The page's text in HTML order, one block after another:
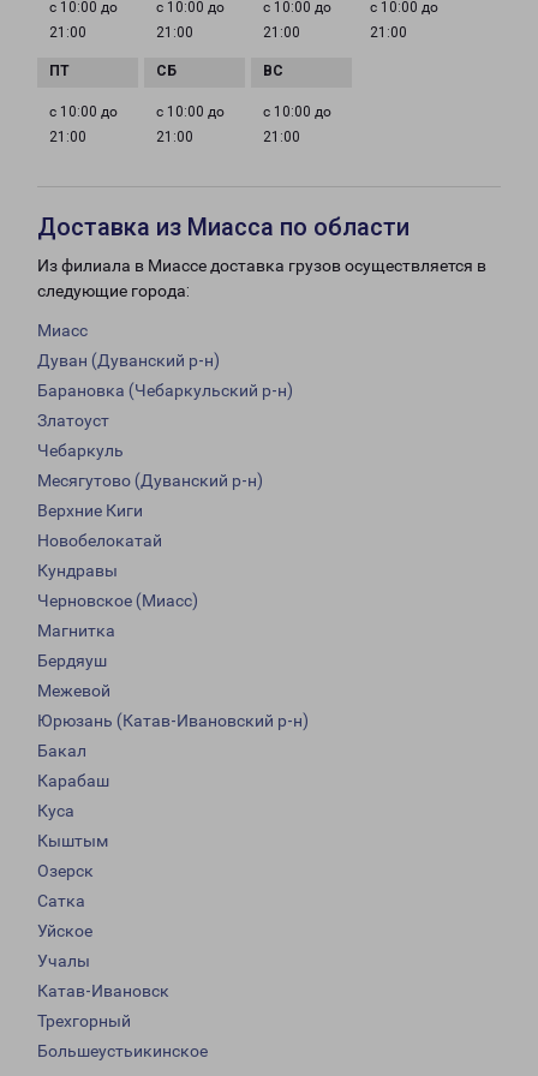
с 10:00 до
21:00
с 10:00 до
21:00
с 10:00 до
21:00
с 10:00 до
21:00
с 10:00 до
21:00
с 10:00 до
21:00
с 10:00 до
21:00
Доставка из Миасса по области
Из филиала в Миассе доставка грузов осуществляется в
следующие города:
Миасс
Дуван (Дуванский р-н)
Барановка (Чебаркульский р-н)
Златоуст
Чебаркуль
Месягутово (Дуванский р-н)
Верхние Киги
Новобелокатай
Кундравы
Черновское (Миасс)
Магнитка
Бердяуш
Межевой
Юрюзань (Катав-Ивановский р-н)
Бакал
Карабаш
Куса
Кыштым
Озерск
Сатка
Уйское
Учалы
Катав-Ивановск
Трехгорный
Большеустьикинское